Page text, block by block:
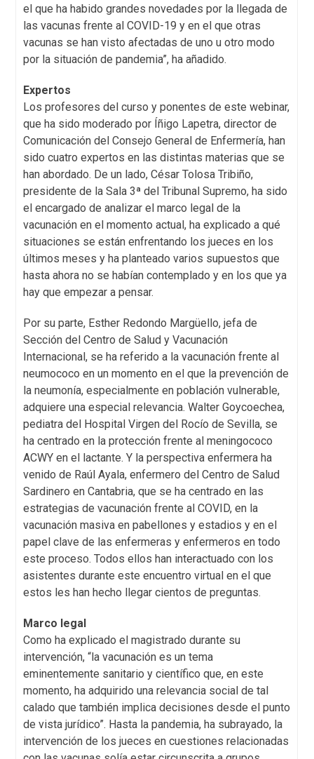
el que ha habido grandes novedades por la llegada de
las vacunas frente al COVID-19 y en el que otras
vacunas se han visto afectadas de uno u otro modo
por la situación de pandemia”, ha añadido.
Expertos
Los profesores del curso y ponentes de este webinar,
que ha sido moderado por Íñigo Lapetra, director de
Comunicación del Consejo General de Enfermería, han
sido cuatro expertos en las distintas materias que se
han abordado. De un lado, César Tolosa Tribiño,
presidente de la Sala 3ª del Tribunal Supremo, ha sido
el encargado de analizar el marco legal de la
vacunación en el momento actual, ha explicado a qué
situaciones se están enfrentando los jueces en los
últimos meses y ha planteado varios supuestos que
hasta ahora no se habían contemplado y en los que ya
hay que empezar a pensar.
Por su parte, Esther Redondo Margüello, jefa de
Sección del Centro de Salud y Vacunación
Internacional, se ha referido a la vacunación frente al
neumococo en un momento en el que la prevención de
la neumonía, especialmente en población vulnerable,
adquiere una especial relevancia. Walter Goycoechea,
pediatra del Hospital Virgen del Rocío de Sevilla, se
ha centrado en la protección frente al meningococo
ACWY en el lactante. Y la perspectiva enfermera ha
venido de Raúl Ayala, enfermero del Centro de Salud
Sardinero en Cantabria, que se ha centrado en las
estrategias de vacunación frente al COVID, en la
vacunación masiva en pabellones y estadios y en el
papel clave de las enfermeras y enfermeros en todo
este proceso. Todos ellos han interactuado con los
asistentes durante este encuentro virtual en el que
estos les han hecho llegar cientos de preguntas.
Marco legal
Como ha explicado el magistrado durante su
intervención, “la vacunación es un tema
eminentemente sanitario y científico que, en este
momento, ha adquirido una relevancia social de tal
calado que también implica decisiones desde el punto
de vista jurídico”. Hasta la pandemia, ha subrayado, la
intervención de los jueces en cuestiones relacionadas